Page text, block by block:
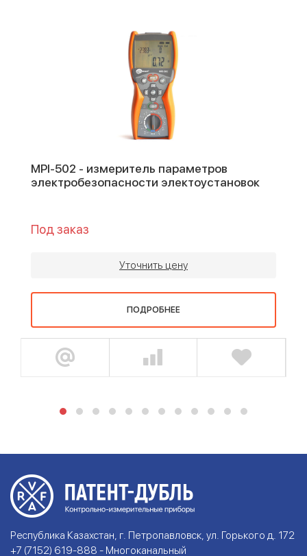
MPI-502 - измеритель параметров
электробезопасности электоустановок
Под заказ
Уточнить цену
ПОДРОБНЕЕ
Республика Казахстан, г. Петропавловск, ул. Горького д. 172
+7 (7152) 619-888 - Многоканальный